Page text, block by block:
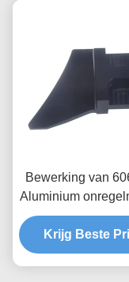
Bewerking van
Aluminium
speciale vorm
onderdelen
Krijg Beste